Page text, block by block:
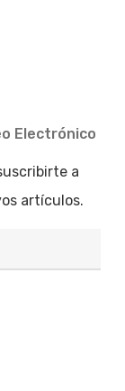
Electrónico
a
artículos.